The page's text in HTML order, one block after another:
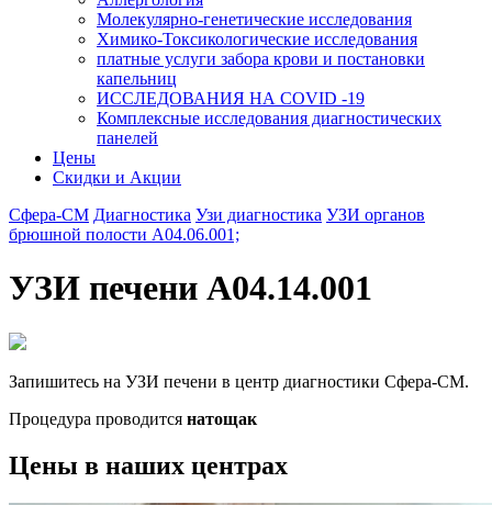
Молекулярно-генетические исследования
Химико-Токсикологические исследования
платные услуги забора крови и постановки
капельниц
ИССЛЕДОВАНИЯ НА COVID -19
Комплексные исследования диагностических
панелей
Цены
Скидки и Акции
Сфера-СМ Диагностика Узи диагностика УЗИ органов
брюшной полости А04.06.001;
УЗИ печени А04.14.001
Запишитесь на УЗИ печени в центр диагностики Сфера-СМ.
Процедура проводится натощак
Цены в наших центрах